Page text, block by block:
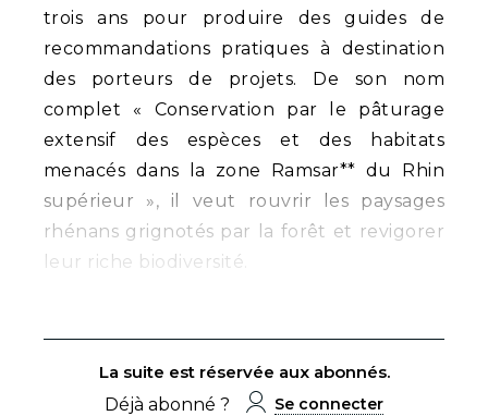
trois ans pour produire des guides de
recommandations pratiques à destination
des porteurs de projets. De son nom
complet « Conservation par le pâturage
extensif des espèces et des habitats
menacés dans la zone Ramsar** du Rhin
supérieur », il veut rouvrir les paysages
rhénans grignotés par la forêt et revigorer
leur riche biodiversité.
La suite est réservée aux abonnés.
Déjà abonné ?
Se connecter